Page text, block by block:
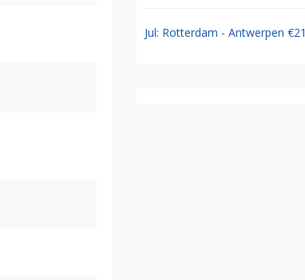
Jul: Rotterdam - Antwerpen €21